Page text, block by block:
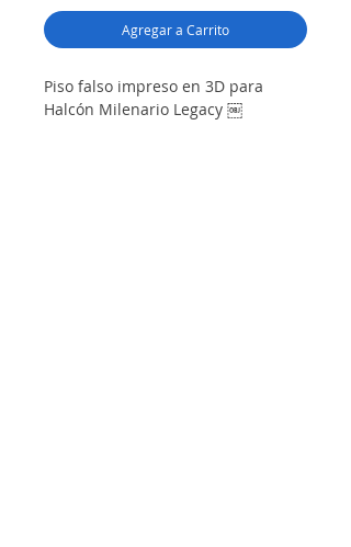
Agregar a Carrito
Piso falso impreso en 3D para
Halcón Milenario Legacy ￼